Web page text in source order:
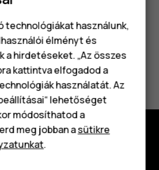
telefonok
technológiákat használunk,
élményt és
a hirdetéseket. „Az összes
kattintva elfogadod a
használatát. Az
lehetőséget
módosíthatod a
meg jobban asütikre
.